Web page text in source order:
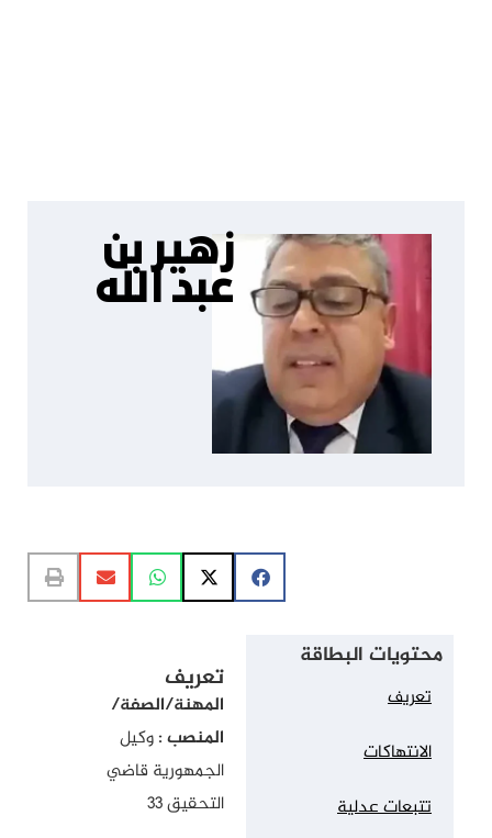
زهير بن
عبد الله
محتويات البطاقة
تعريف
الانتهاكات
تتبعات عدلية
تعريف
المهنة/الصفة/
المنصب :وكيل
الجمهورية قاضي
التحقيق 33